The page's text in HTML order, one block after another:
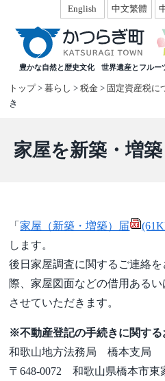
豊かな自然と歴史文化 世界遺産とフルー
English 中文繁體
トップ>暮らし >税金 > 固定資産税に
き
家屋を新築・増
「家屋（新築・増築）届
します。
後日家屋調査に関するご連絡
際、家屋図面などの借用ある
させていただきます。
※不動産登記の手続きに関する
和歌山地方法務局 橋本支局
〒648-0072 和歌山県橋本市東